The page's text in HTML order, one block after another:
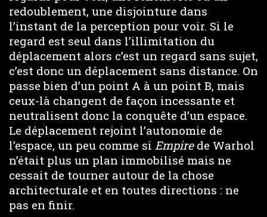
redoublement, une disjointure dans
l’instant de la perception pour voir. Si le
regard est seul dans l’illimitation du
déplacement alors c’est un regard sans sujet,
c’est donc un déplacement sans distance. On
passe bien d’un point A à un point B, mais
ceux-là changent de façon incessante et
neutralisent donc la conquête d’un espace.
Le déplacement rejoint l’autonomie de
l’espace, un peu comme si Empirede Warhol
n’était plus un plan immobilisé mais ne
cessait de tourner autour de la chose
architecturale et en toutes directions : ne
pas en finir.